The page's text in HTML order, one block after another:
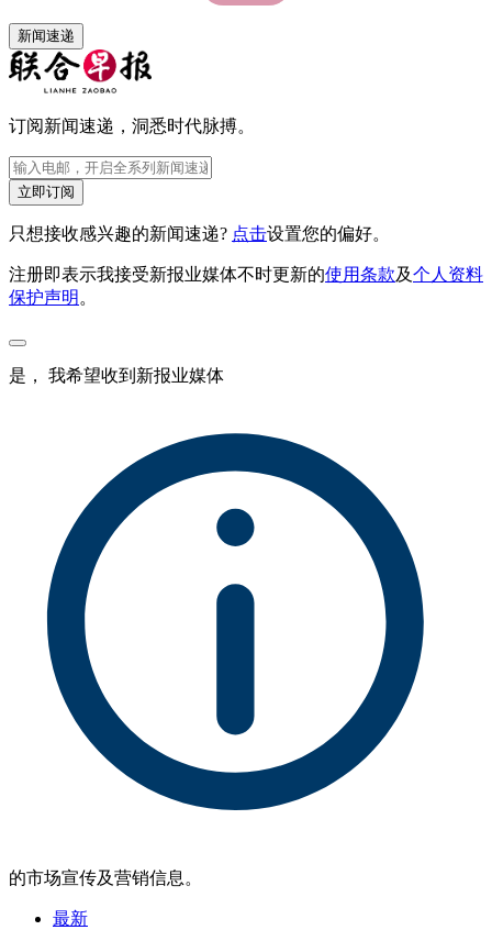
新闻速递
订阅新闻速递，洞悉时代脉搏。
立即订阅
只想接收感兴趣的新闻速递? 点击设置您的偏好。
注册即表示我接受新报业媒体不时更新的使用条款及个人资料
保护声明 。
是， 我希望收到新报业媒体
的市场宣传及营销信息。
最新